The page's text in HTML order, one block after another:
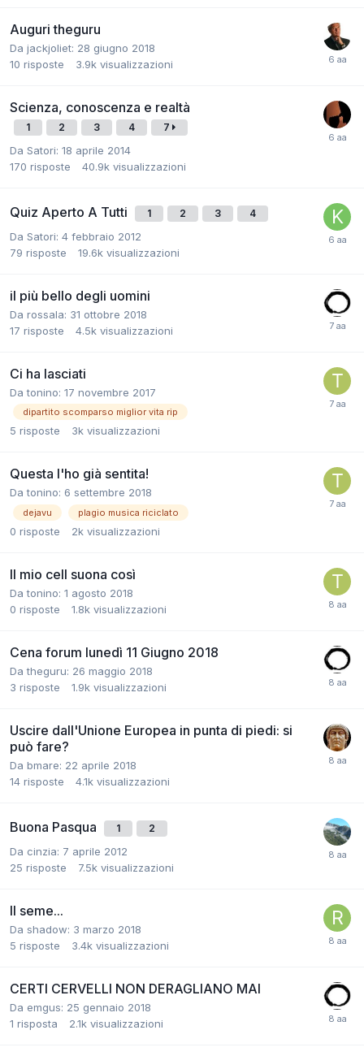
Auguri theguru
Da jackjoliet: 28 giugno 2018
10 risposte 3.9k visualizzazioni
Scienza, conoscenza e realtà
1 2 3 4 7
Da Satori: 18 aprile 2014
170 risposte 40.9k visualizzazioni
Quiz Aperto A Tutti 1 2 3 4
Da Satori: 4 febbraio 2012
79 risposte 19.6k visualizzazioni
il più bello degli uomini
Da rossala: 31 ottobre 2018
17 risposte 4.5k visualizzazioni
Ci ha lasciati
Datonino: 17 novembre 2017
dipartito scomparso miglior vita rip
5 risposte 3k visualizzazioni
Questa l'ho già sentita!
Datonino: 6 settembre 2018
dejavu plagio musica riciclato
0 risposte 2k visualizzazioni
Il mio cell suona così
Datonino: 1 agosto 2018
0 risposte 1.8k visualizzazioni
Cena forum lunedì 11 Giugno 2018
Datheguru: 26 maggio 2018
3 risposte 1.9k visualizzazioni
Uscire dall'Unione Europea in punta di piedi: si
può fare?
Da bmare: 22 aprile 2018
14 risposte 4.1k visualizzazioni
Buona Pasqua 1 2
Da cinzia: 7 aprile 2012
25 risposte 7.5k visualizzazioni
Il seme...
Da shadow: 3 marzo 2018
5 risposte 3.4k visualizzazioni
CERTI CERVELLI NON DERAGLIANO MAI
Da emgus: 25 gennaio 2018
1 risposta 2.1k visualizzazioni